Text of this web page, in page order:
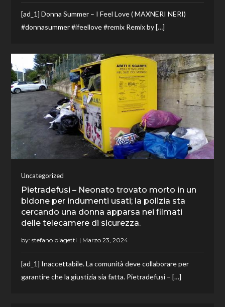
[ad_1] Donna Summer – I Feel Love ( MAXNERI NERI)
#donnasummer #ifeellove #remix Remix by […]
Uncategorized
Pietradefusi – Neonato trovato morto in un
bidone per indumenti usati; la polizia sta
cercando una donna apparsa nei filmati
delle telecamere di sicurezza.
by:stefano biagetti
[ad_1] Inaccettabile. La comunità deve collaborare per
garantire che la giustizia sia fatta. Pietradefusi – […]